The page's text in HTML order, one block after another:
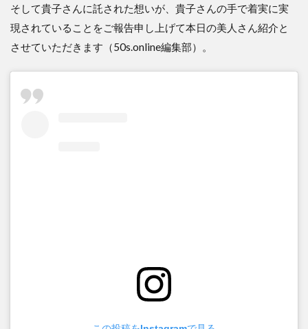
そして貴子さんに託された想いが、貴子さんの手で着実に実
現されていることをご報告申し上げて本日の美人さん紹介と
させていただきます（50s.online編集部）。